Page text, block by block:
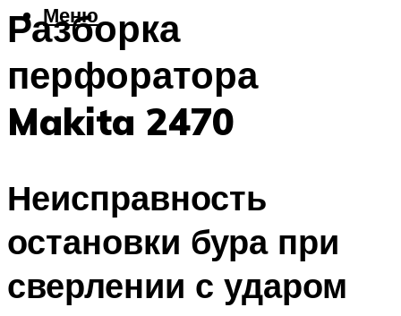
Меню
Разборка
перфоратора
Makita 2470
Неисправность
остановки бура при
сверлении с ударом